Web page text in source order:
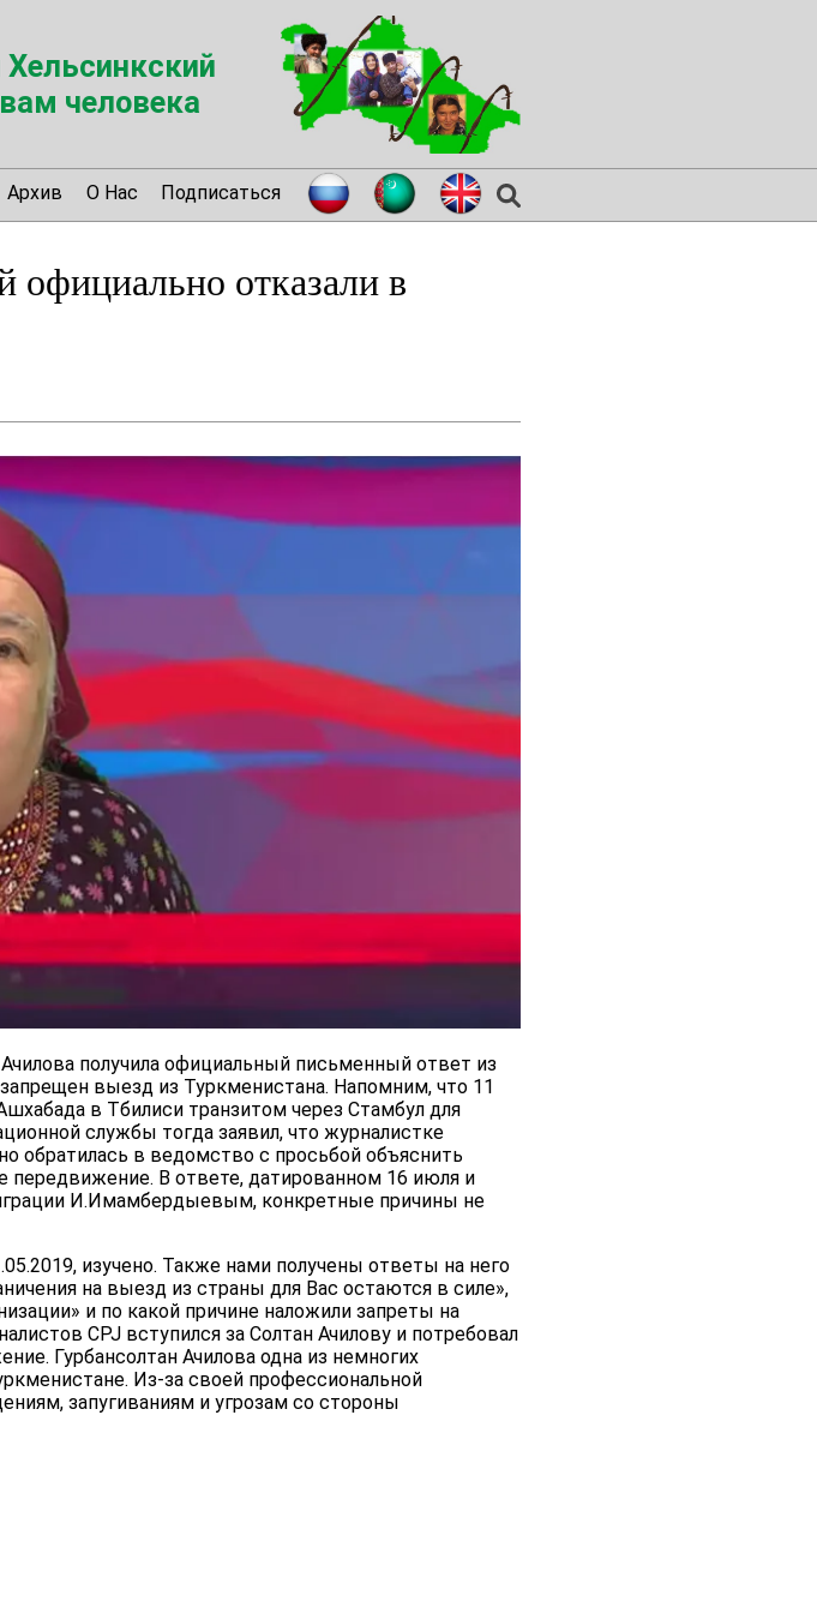
человека
Архив О Нас Подписаться
отказали в
получила официальный письменный ответ из
выезд из Туркменистана. Напомним, что 11
в Тбилиси транзитом через Стамбул для
службы тогда заявил, что журналистке
обратилась в ведомство с просьбой объяснить
В ответе, датированном 16 июля и
И.Имамбердыевым, конкретные причины не
изучено. Также нами получены ответы на него
на выезд из страны для Вас остаются в силе»,
и по какой причине наложили запреты на
CPJ вступился за Солтан Ачилову и потребовал
Гурбансолтан Ачилова одна из немногих
Из-за своей профессиональной
запугиваниям и угрозам со стороны